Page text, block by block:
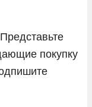
покупку